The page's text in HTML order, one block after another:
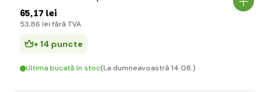
65,17 lei
53,86 lei fără TVA
+ 14 puncte
Ultima bucată în stoc(La dumneavoastră 14.08.)